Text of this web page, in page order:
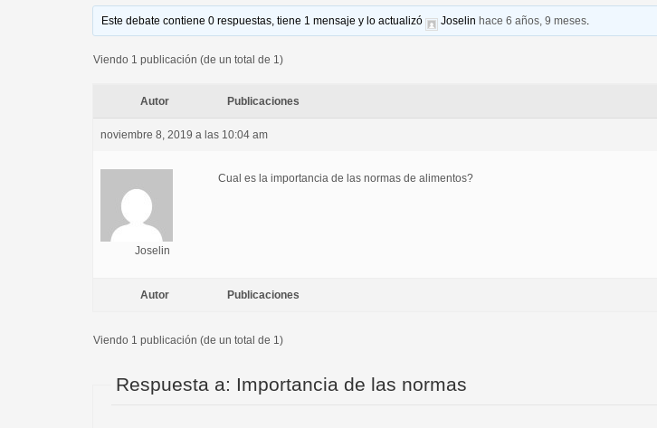
Este debate contiene 0 respuestas, tiene 1 mensaje y lo actualizó Joselin hace 6 años, 9 meses.
Viendo 1 publicación (de un total de 1)
Autor Publicaciones
noviembre 8, 2019 a las 10:04 am
Joselin
Cual es la importancia de las normas de alimentos?
Autor Publicaciones
Viendo 1 publicación (de un total de 1)
Respuesta a: Importancia de las normas